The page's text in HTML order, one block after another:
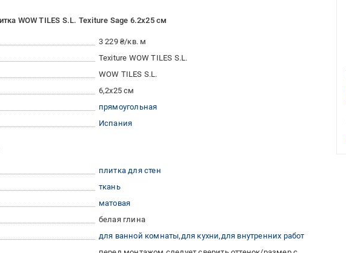
WOW TILES S.L. Texiture Sage 6.2x25 см
3 229 ₴/кв. м
Texiture WOW TILES S.L.
WOW TILES S.L.
6,2x25 см
прямоугольная
Испания
плитка для стен
ткань
матовая
белая глина
для ванной комнаты для кухни для внутренних работ